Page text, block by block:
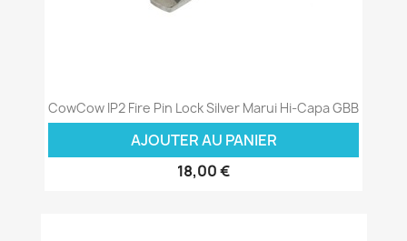
CowCow IP2 Fire Pin Lock Silver Marui Hi-Capa GBB
AJOUTER AU PANIER
18,00 €